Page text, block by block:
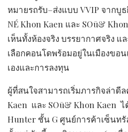
หมายรถรับ–ส่งแบบ VVIP จากบู
NÉ Khon Kaen และ SOū&
เห็นทั้งห้องจริง บรรยากาศจริง แ
เลือกคอนโดพร้อมอยู่ในเมืองขอ
เองและการลงทุน
ผู้ที่สนใจสามารถเริ่มภารกิจล่าดี
Kaen และ SOū& Khon Kaen ไ
Hunter ชั้น G ศูนย์การค้าเซ็นท